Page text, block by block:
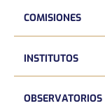
COMISIONES
INSTITUTOS
OBSERVATORIOS